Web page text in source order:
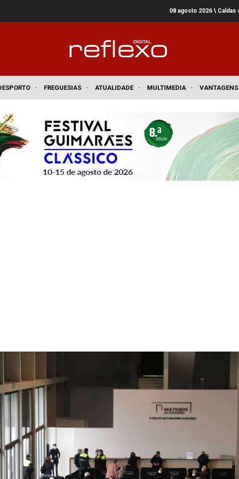
08 agosto 2026 \ Caldas
· FREGUESIAS · ATUALIDADE · MULTIMEDIA ·